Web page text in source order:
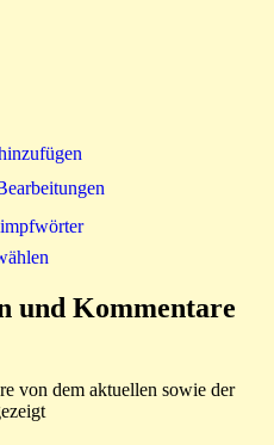
und Kommentare
von dem aktuellen sowie der